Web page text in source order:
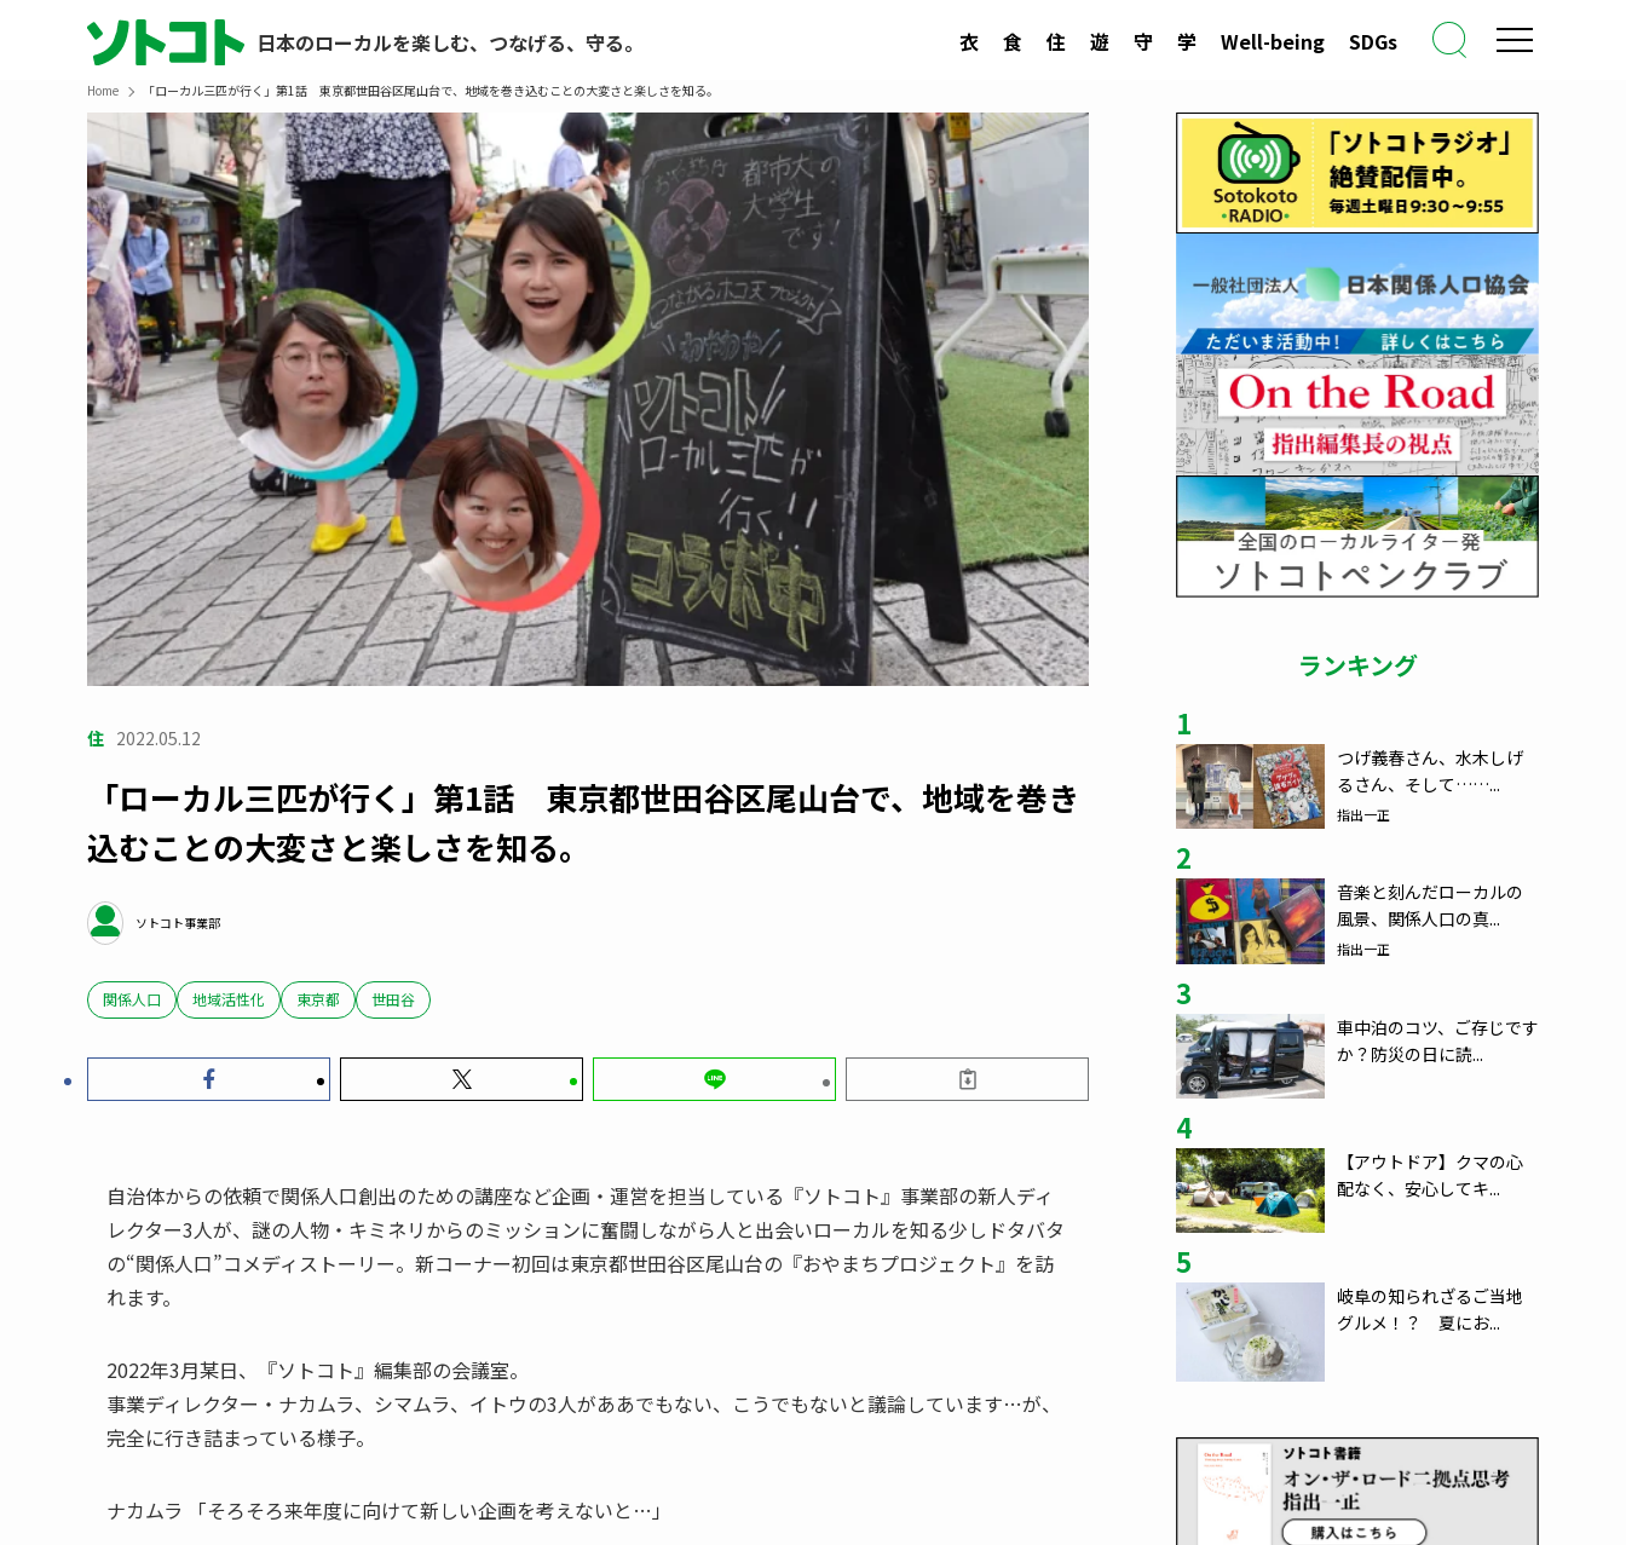
日本のローカルを楽しむ、つなげる、守る。 衣 食 住 遊 守 学 Well-being SDGs
Home 「ローカル三匹が行く」第1話 東京都世田谷区尾山台で、地域を巻き込むことの大変さと楽しさを知る。
住 2022.05.12
「ローカル三匹が行く」第1話 東京都世田谷区尾山台で、地域を巻き
込むことの大変さと楽しさを知る。
ソトコト事業部
関係人口 地域活性化 東京都 世田谷
自治体からの依頼で関係人口創出のための講座など企画・運営を担当している『ソトコト』事業部の新人ディ
レクター3人が、謎の人物・キミネリからのミッションに奮闘しながら人と出会いローカルを知る少しドタバタ
の“関係人口”コメディストーリー。新コーナー初回は東京都世田谷区尾山台の『おやまちプロジェクト』を訪
れます。
2022年3月某日、『ソトコト』編集部の会議室。
事業ディレクター・ナカムラ、シマムラ、イトウの3人がああでもない、こうでもないと議論しています…が、
完全に行き詰まっている様子。
ナカムラ 「そろそろ来年度に向けて新しい企画を考えないと…」
ランキング
1
つげ義春さん、水木しげ
るさん、そして……...
指出一正
2
音楽と刻んだローカルの
風景、関係人口の真...
指出一正
3
車中泊のコツ、ご存じです
か？防災の日に読...
4
【アウトドア】クマの心
配なく、安心してキ...
5
岐阜の知られざるご当地
グルメ！？ 夏にお...